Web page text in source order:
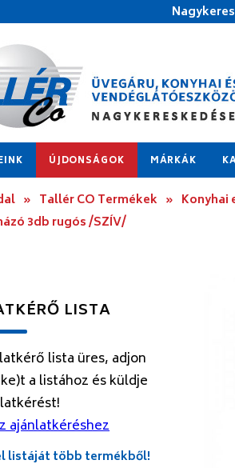
ÚJDONSÁGOK MÁRKÁK
» Tallér CO Termékek » Konyhai
3db rugós /SZÍV/
LISTA
lista üres, adjon
a listához és küldje
ajánlatkéréshez
listáját több termékből!